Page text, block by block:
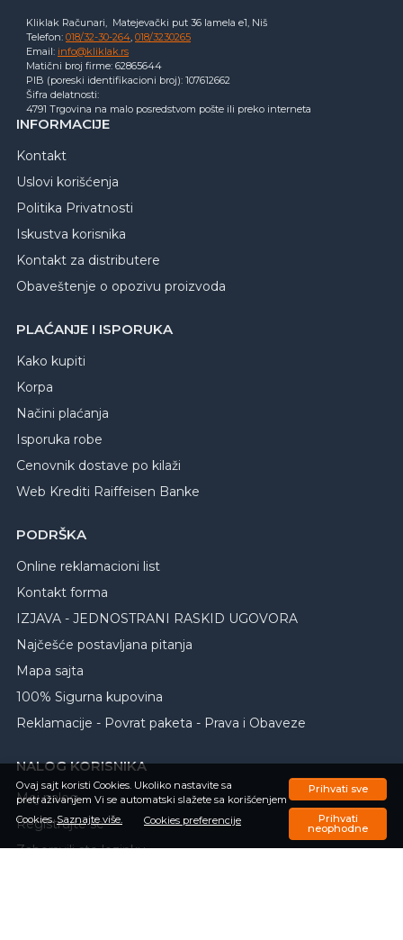
Ovaj sajt koristi Cookies. Ukoliko nastavite sa
pretraživanjem Vi se automatski slažete sa korišćenjem
Cookies.Saznajte više. Cookies preferencije
Prihvati sve
Prihvati
neophodne
Kliklak Računari, Matejevački put 36 lamela e1, Niš
Telefon: 018/32-30-264 018/3230265
Email: info@kliklak.rs
Matični broj firme: 62865644
PIB (poreski identifikacioni broj): 107612662
Šifra delatnosti:
4791 Trgovina na malo posredstvom pošte ili preko interneta
INFORMACIJE
Kontakt
Uslovi korišćenja
Politika Privatnosti
Iskustva korisnika
Kontakt za distributere
Obaveštenje o opozivu proizvoda
PLAĆANJE I ISPORUKA
Kako kupiti
Korpa
Načini plaćanja
Isporuka robe
Cenovnik dostave po kilaži
Web Krediti Raiffeisen Banke
PODRŠKA
Online reklamacioni list
Kontakt forma
IZJAVA - JEDNOSTRANI RASKID UGOVORA
Najčešće postavljana pitanja
Mapa sajta
100% Sigurna kupovina
Reklamacije - Povrat paketa - Prava i Obaveze
NALOG KORISNIKA
Moj nalog
Registrujte se
Zaboravili ste lozinku